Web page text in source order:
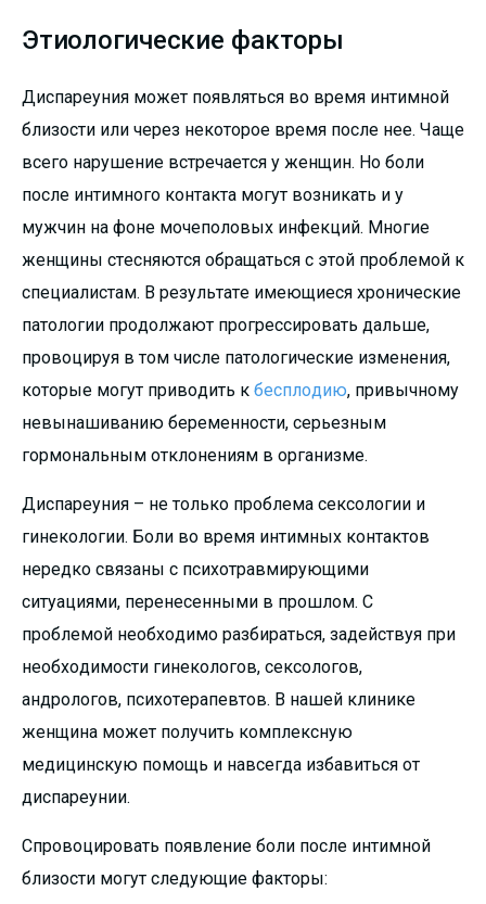
Этиологические факторы
Диспареуния может появляться во время интимной
близости или через некоторое время после нее. Чаще
всего нарушение встречается у женщин. Но боли
после интимного контакта могут возникать и у
мужчин на фоне мочеполовых инфекций. Многие
женщины стесняются обращаться с этой проблемой к
специалистам. В результате имеющиеся хронические
патологии продолжают прогрессировать дальше,
провоцируя в том числе патологические изменения,
которые могут приводить к бесплодию, привычному
невынашиванию беременности, серьезным
гормональным отклонениям в организме.
Диспареуния – не только проблема сексологии и
гинекологии. Боли во время интимных контактов
нередко связаны с психотравмирующими
ситуациями, перенесенными в прошлом. С
проблемой необходимо разбираться, задействуя при
необходимости гинекологов, сексологов,
андрологов, психотерапевтов. В нашей клинике
женщина может получить комплексную
медицинскую помощь и навсегда избавиться от
диспареунии.
Спровоцировать появление боли после интимной
близости могут следующие факторы: